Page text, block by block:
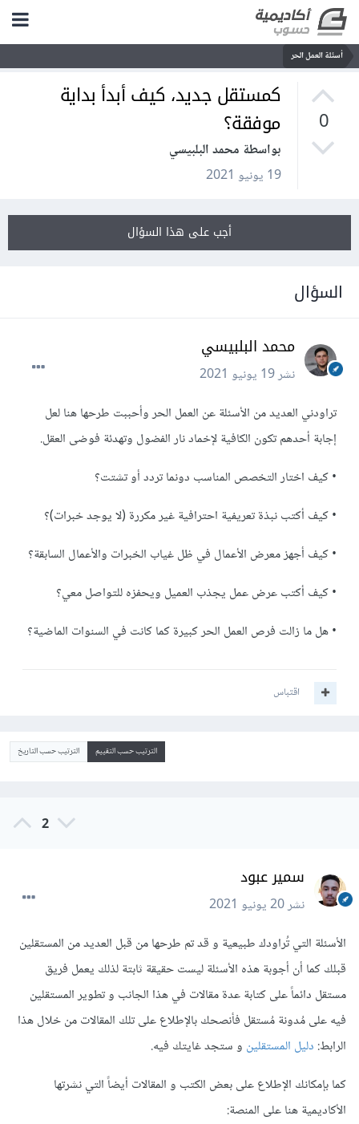
أسئلة العمل الحر
0
كمستقل جديد، كيف أبدأ بداية
موفقة؟
بواسطة محمد البلبيسي
19 يونيو 2021
أجب على هذا السؤال
السؤال
محمد البلبيسي
نشر19 يونيو 2021
تراودني العديد من الأسئلة عن العمل الحر وأحببت طرحها هنا لعل
إجابة أحدهم تكون الكافية لإخماد نار الفضول وتهدئة فوضى العقل.
• كيف اختار التخصص المناسب دونما تردد أو تشتت؟
• كيف أكتب نبذة تعريفية احترافية غير مكررة (لا يوجد خبرات)؟
• كيف أجهز معرض الأعمال في ظل غياب الخبرات والأعمال السابقة؟
• كيف أكتب عرض عمل يجذب العميل ويحفزه للتواصل معي؟
• هل ما زالت فرص العمل الحر كبيرة كما كانت في السنوات الماضية؟
اقتباس
الترتيب حسب التقييم الترتيب حسب التاريخ
2
سمير عبود
نشر20 يونيو 2021
الأسئلة التي تُراودك طبيعية و قد تم طرحها من قبل العديد من المستقلين
قبلك كما أن أجوبة هذه الأسئلة ليست حقيقة ثابتة لذلك يعمل فريق
مستقل دائماً على كتابة عدة مقالات في هذا الجانب و تطوير المستقلين
فيه على مُدونة مُستقل فأنصحك بالإطلاع على تلك المقالات من خلال هذا
الرابط: دليل المستقلينو ستجد غايتك فيه.
كما بإمكانك الإطلاع على بعض الكتب و المقالات أيضاً التي نشرتها
الأكاديمية هنا على المنصة: